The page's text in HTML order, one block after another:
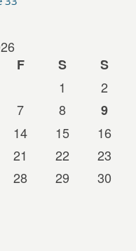
F S
S
1
2
7 8
9
14 15
16
21 22
23
28 29
30